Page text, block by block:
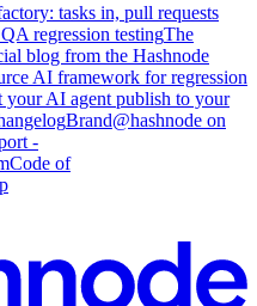
tasks in, pull requests
regression testingThe
blog from the Hashnode
AI framework for regression
your AI agent publish to your
Brand@hashnode on
-
Code of